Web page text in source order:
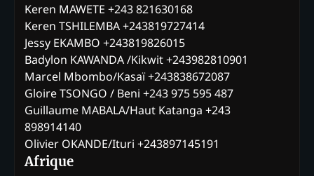
Keren MAWETE +243 821630168
Keren TSHILEMBA +243819727414
Jessy EKAMBO +243819826015
Badylon KAWANDA /Kikwit +243982810901
Marcel Mbombo/Kasaï +243838672087
Gloire TSONGO / Beni +243 975 595 487
Guillaume MABALA/Haut Katanga +243
898914140
Olivier OKANDE/Ituri +243897145191
Afrique